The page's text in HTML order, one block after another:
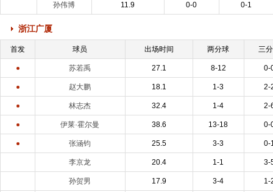
孙伟博 11.9 0-0 0-1
浙江广厦
首发 球员 出场时间 两分球 三
苏若禹 27.1 8-12 0-
赵大鹏 18.1 1-3 2-
林志杰 32.4 1-4 2-
伊莱·霍尔曼 38.6 13-18 0-
张涵钧 25.5 3-3 0-
李京龙 20.4 1-1 3-
孙贺男 17.9 3-4 1-